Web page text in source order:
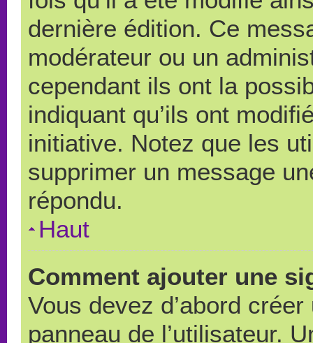
dernière édition. Ce
modérateur ou un
cependant ils ont la
indiquant qu’ils ont
initiative. Notez que les
supprimer un message
répondu.
Haut
Comment ajouter une
Vous devez d’abord
panneau de l’utilisateur.